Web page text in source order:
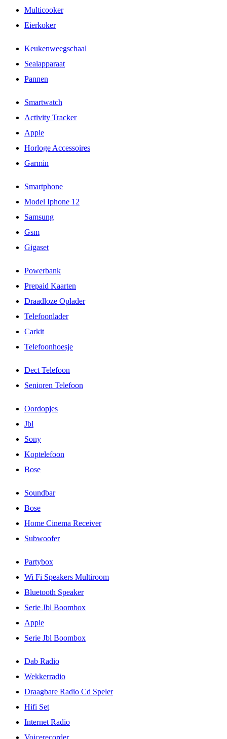
Multicooker
Eierkoker
Keukenweegschaal
Sealapparaat
Pannen
Smartwatch
Activity Tracker
Apple
Horloge Accessoires
Garmin
Smartphone
Model Iphone 12
Samsung
Gsm
Gigaset
Powerbank
Prepaid Kaarten
Draadloze Oplader
Telefoonlader
Carkit
Telefoonhoesje
Dect Telefoon
Senioren Telefoon
Oordopjes
Jbl
Sony
Koptelefoon
Bose
Soundbar
Bose
Home Cinema Receiver
Subwoofer
Partybox
Wi Fi Speakers Multiroom
Bluetooth Speaker
Serie Jbl Boombox
Apple
Serie Jbl Boombox
Dab Radio
Wekkerradio
Draagbare Radio Cd Speler
Hifi Set
Internet Radio
Voicerecorder